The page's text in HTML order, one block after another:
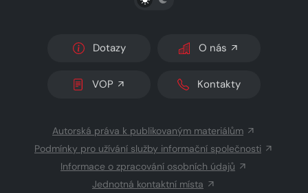
Dotazy O nás
VOP Kontakty
Autorská práva k publikovaným materiálům
Podmínky pro užívání služby informační společnosti
Informace o zpracování osobních údajů
Jednotná kontaktní místa